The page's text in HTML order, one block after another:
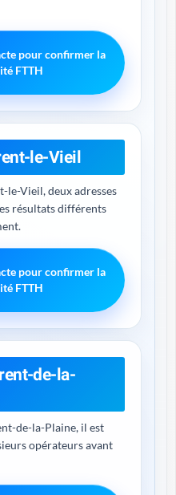
pour confirmer la
FTTH
le-Vieil
le-Vieil, deux adresses
résultats différents
pour confirmer la
FTTH
de-la-
de-la-Plaine, il est
opérateurs avant